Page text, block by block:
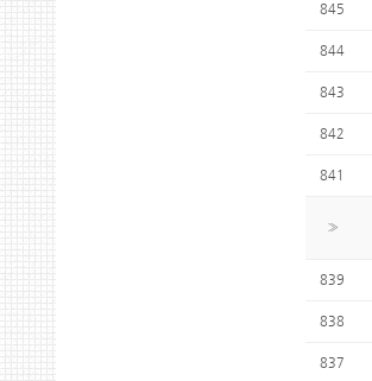
845
844
843
842
841
»
839
838
837